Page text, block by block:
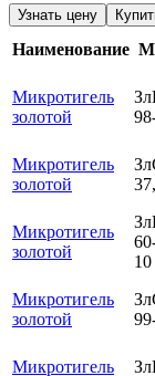
Узнать цену
Наименование
Микротигель
золотой
Микротигель
золотой
Микротигель
золотой
10
Микротигель
золотой
Микротигель